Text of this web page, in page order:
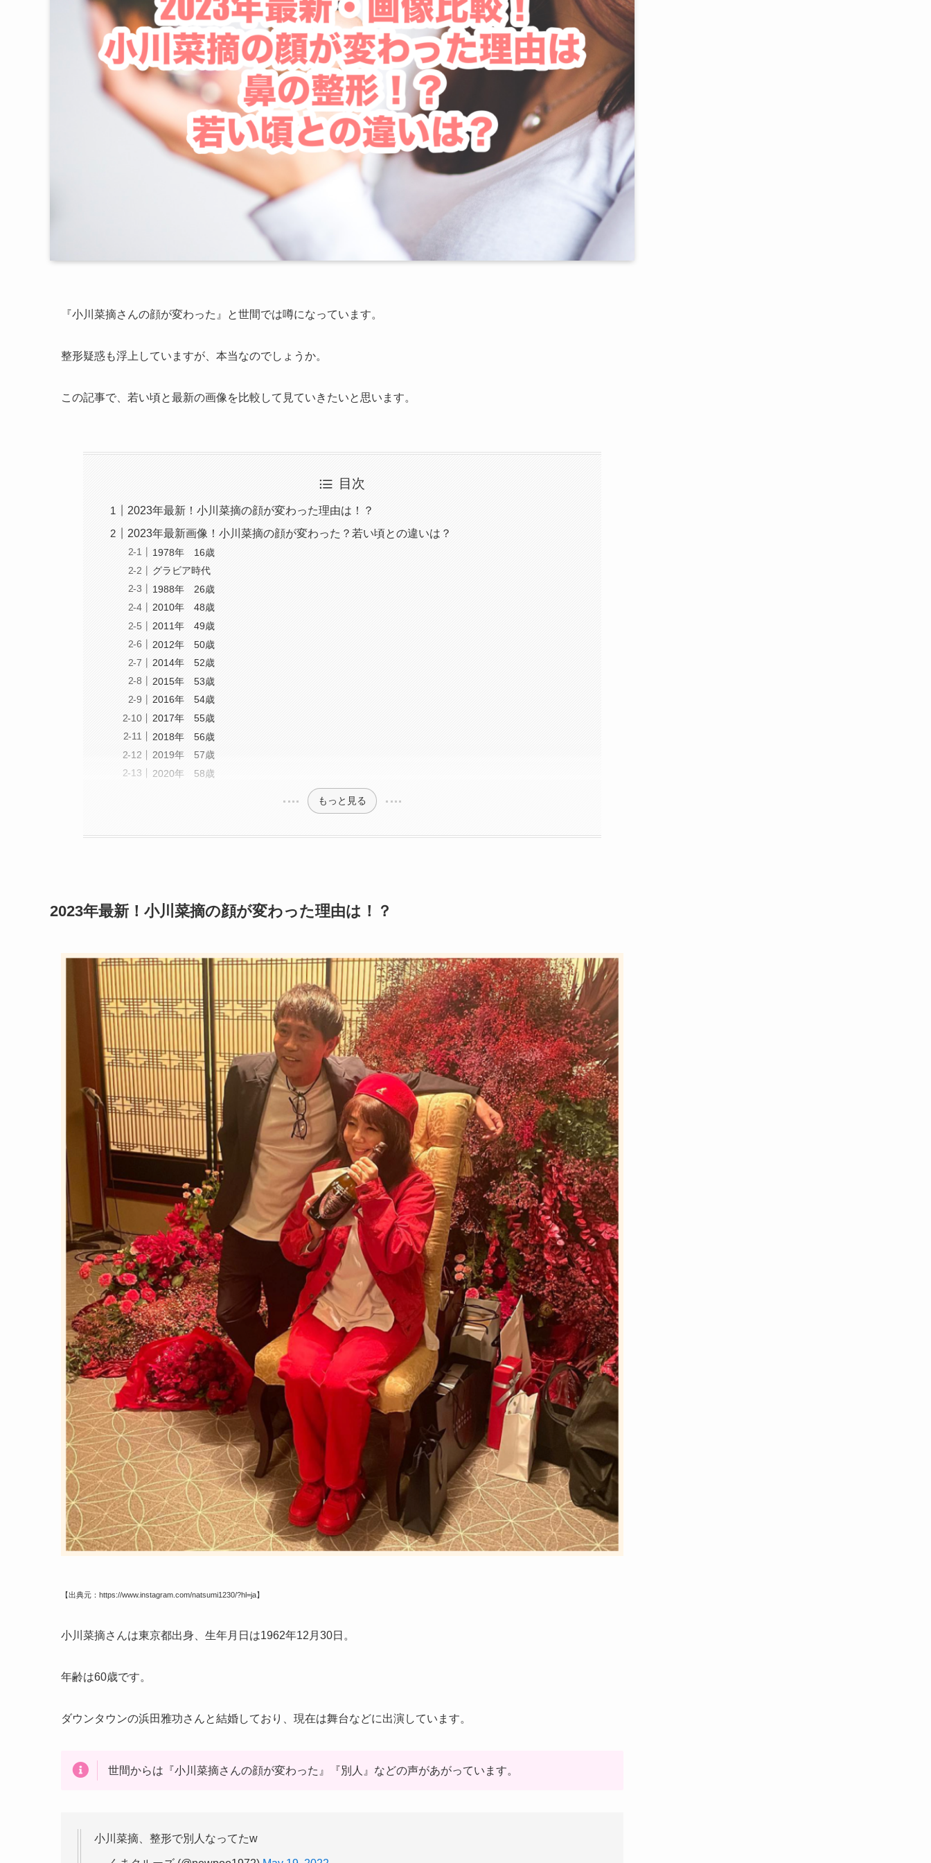
『小川菜摘さんの顔が変わった』と世間では噂になっています。
整形疑惑も浮上していますが、本当なのでしょうか。
この記事で、若い頃と最新の画像を比較して見ていきたいと思います。
目次
2023年最新！小川菜摘の顔が変わった理由は！？
2023年最新画像！小川菜摘の顔が変わった？若い頃との違いは？
1978年 16歳
グラビア時代
1988年 26歳
2010年 48歳
2011年 49歳
2012年 50歳
2014年 52歳
2015年 53歳
2016年 54歳
2017年 55歳
2018年 56歳
2019年 57歳
2020年 58歳
もっと見る
2023年最新！小川菜摘の顔が変わった理由は！？
【出典元：https://www.instagram.com/natsumi1230/?hl=ja】
小川菜摘さんは東京都出身、生年月日は1962年12月30日。
年齢は60歳です。
ダウンタウンの浜田雅功さんと結婚しており、現在は舞台などに出演しています。
世間からは『小川菜摘さんの顔が変わった』『別人』などの声があがっています。
小川菜摘、整形で別人なってたw